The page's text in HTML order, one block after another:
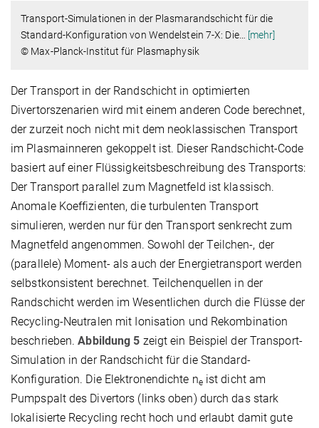
Transport-Simulationen in der Plasmarandschicht für die
Standard-Konfiguration von Wendelstein 7-X: Die… [mehr]
© Max-Planck-Institut für Plasmaphysik
Der Transport in der Randschicht in optimierten
Divertorszenarien wird mit einem anderen Code berechnet,
der zurzeit noch nicht mit dem neoklassischen Transport
im Plasmainneren gekoppelt ist. Dieser Randschicht-Code
basiert auf einer Flüssigkeitsbeschreibung des Transports:
Der Transport parallel zum Magnetfeld ist klassisch.
Anomale Koeffizienten, die turbulenten Transport
simulieren, werden nur für den Transport senkrecht zum
Magnetfeld angenommen. Sowohl der Teilchen-, der
(parallele) Moment- als auch der Energietransport werden
selbstkonsistent berechnet. Teilchenquellen in der
Randschicht werden im Wesentlichen durch die Flüsse der
Recycling-Neutralen mit Ionisation und Rekombination
beschrieben.Abbildung 5 zeigt ein Beispiel der Transport-
Simulation in der Randschicht für die Standard-
Konfiguration. Die Elektronendichte neist dicht am
Pumpspalt des Divertors (links oben) durch das stark
lokalisierte Recycling recht hoch und erlaubt damit gute